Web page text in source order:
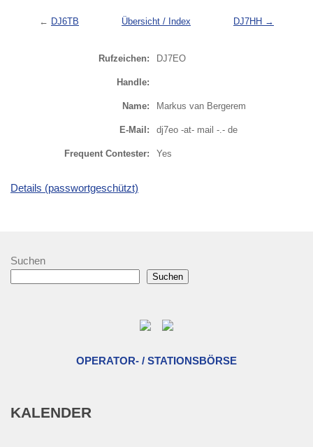
← DJ6TB Übersicht / Index DJ7HH →
Rufzeichen: DJ7EO
Handle:
Name: Markus van Bergerem
E-Mail: dj7eo -at- mail -.- de
Frequent Contester: Yes
Details (passwortgeschützt)
Suchen
Suchen
OPERATOR- / STATIONSBÖRSE
KALENDER